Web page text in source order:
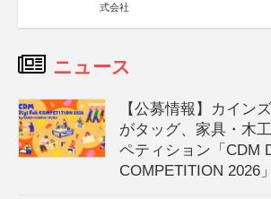
式会社
ニュース
【公募情報】カイン
がタッグ、家具・木
ペティション「CDM
COMPETITION 2026